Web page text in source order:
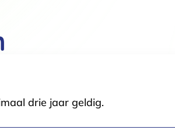
Selectie toestaan
drie jaar geldig.